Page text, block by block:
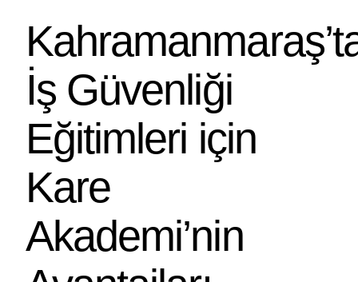
İş Güvenliği
Eğitimleri için
Kare
Akademi’nin